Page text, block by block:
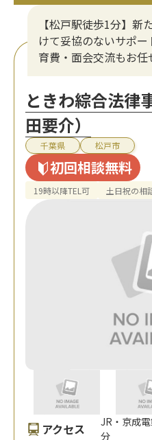
【松戸駅徒歩1分】新
けて妥協のないサポ
育費・面会交流もお任
ときわ綜合法律
田要介）
千葉県 松戸市
初回相談無料
19時以降TEL可 土日祝の相
アクセス
JR・京成
分